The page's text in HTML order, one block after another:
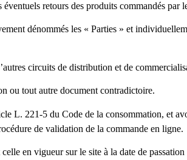
retours des produits commandés par
dénommés les « Parties » et
circuits de distribution et de
ou tout autre document contradictoire.
L. 221-5 du Code de la consommation, et
de validation de la commande en ligne.
en vigueur sur le site à la date de passation